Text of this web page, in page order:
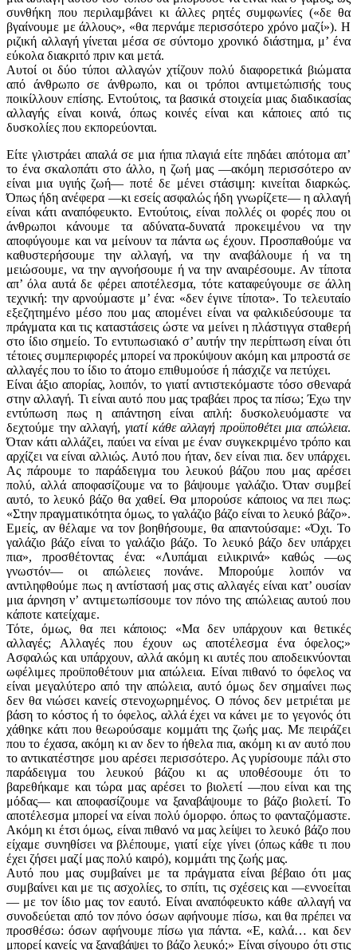
συνθήκη που περιλαμβάνει κι άλλες ρητές συμφωνίες («δε θα
βγαίνουμε με άλλους», «θα περνάμε περισσότερο χρόνο μαζί»). Η
ριζική αλλαγή γίνεται μέσα σε σύντομο χρονικό διάστημα, μ’ ένα
εύκολα διακριτό πριν και μετά.
Αυτοί οι δύο τύποι αλλαγών χτίζουν πολύ διαφορετικά βιώματα
από άνθρωπο σε άνθρωπο, και οι τρόποι αντιμετώπισής τους
ποικίλλουν επίσης. Εντούτοις, τα βασικά στοιχεία μιας διαδικασίας
αλλαγής είναι κοινά, όπως κοινές είναι και κάποιες από τις
δυσκολίες που εκπο­ρεύονται.
Είτε γλιστράει απαλά σε μια ήπια πλαγιά είτε πηδάει από­τομα απ’
το ένα σκαλοπάτι στο άλλο, η ζωή μας —ακόμη περισσότερο αν
είναι μια υγιής ζωή— ποτέ δε μένει στάσιμη: κινείται διαρκώς.
Όπως ήδη ανέφερα —κι εσείς ασφαλώς ήδη γνωρίζετε— η αλλαγή
είναι κάτι αναπόφευκτο. Εντούτοις, είναι πολλές οι φορές που οι
άνθρωποι κάνουμε τα αδύνατα-δυνατά προκειμένου να την
αποφύγουμε και να μείνουν τα πάντα ως έχουν. Προσπαθούμε να
καθυστερήσουμε την αλλαγή, να την αναβάλουμε ή να τη
μειώσουμε, να την αγνοήσουμε ή να την αναιρέσουμε. Αν τίποτα
απ’ όλα αυτά δε φέρει αποτέλεσμα, τότε καταφεύγουμε σε άλλη
τεχνική: την αρνούμαστε μ’ ένα: «δεν έγινε τίποτα». Το τελευταίο
εξεζητημένο μέσο που μας απομένει είναι να φαλκιδεύσουμε τα
πράγματα και τις καταστάσεις ώστε να μείνει η πλάστιγγα σταθερή
στο ίδιο σημείο. Το εντυπωσιακό σ’ αυτήν την περίπτωση είναι ότι
τέτοιες συμπεριφορές μπορεί να προκύψουν ακόμη και μπροστά σε
αλλαγές που το ίδιο το άτομο επιθυμούσε ή πάσχιζε να πετύχει.
Είναι άξιο απορίας, λοιπόν, το γιατί αντιστεκόμαστε τόσο σθεναρά
στην αλλαγή. Τι είναι αυτό που μας τρα­βάει προς τα πίσω; Έχω την
εντύπωση πως η απάντηση είναι απλή: δυσκολευόμαστε να
δεχτούμε την αλλαγή, γιατί κάθε αλλαγή προϋποθέτει μια απώλεια.
Όταν κάτι αλλάζει, παύει να είναι με έναν συγκεκριμένο τρόπο και
αρχίζει να είναι αλλιώς. Αυτό που ήταν, δεν είναι πια. δεν υπάρχει.
Ας πάρουμε το παράδειγμα του λευκού βάζου που μας αρέσει
πολύ, αλλά αποφασίζουμε να το βάψουμε γαλάζιο. Όταν συμβεί
αυτό, το λευκό βάζο θα χαθεί. Θα μπορούσε κάποιος να πει πως:
«Στην πραγματικότητα όμως, το γαλάζιο βάζο είναι το λευκό βάζο».
Εμείς, αν θέλαμε να τον βοηθήσουμε, θα απαντούσαμε: «Όχι. Το
γαλάζιο βάζο είναι το γαλάζιο βάζο. Το λευκό βάζο δεν υπάρχει
πια», προσθέτοντας ένα: «Λυπάμαι ειλικρινά» καθώς —ως
γνωστόν— οι απώλειες πονάνε. Μπορούμε λοιπόν να
αντιληφθούμε πως η αντίστασή μας στις αλλαγές είναι κατ’ ουσίαν
μια άρνηση ν’ αντιμετωπίσουμε τον πόνο της απώλειας αυτού που
κάποτε κατείχαμε.
Τότε, όμως, θα πει κάποιος: «Μα δεν υπάρχουν και θετικές
αλλαγές; Αλλαγές που έχουν ως αποτέλεσμα ένα όφελος;»
Ασφαλώς και υπάρχουν, αλλά ακόμη κι αυτές που αποδεικνύονται
ωφέλιμες προϋποθέτουν μια απώλεια. Είναι πιθανό το όφελος να
είναι μεγαλύτερο από την απώλεια, αυτό όμως δεν σημαίνει πως
δεν θα νιώσει κανείς στενοχωρημένος. Ο πόνος δεν μετριέται με
βάση το κόστος ή το όφελος, αλλά έχει να κάνει με το γεγονός ότι
χάθηκε κάτι που θεωρούσαμε κομμάτι της ζωής μας. Με πειράζει
που το έχασα, ακόμη κι αν δεν το ήθελα πια, ακόμη κι αν αυτό που
το αντικατέστησε μου αρέσει περισσότερο. Ας γυρίσουμε πάλι στο
παράδειγμα του λευκού βάζου κι ας υποθέσουμε ότι το
βαρεθήκαμε και τώρα μας αρέσει το βιολετί —που είναι και της
μόδας— και αποφασίζουμε να ξαναβάψουμε το βάζο βιολετί. Το
αποτέλεσμα μπορεί να είναι πολύ όμορφο. όπως το φανταζόμαστε.
Ακόμη κι έτσι όμως, είναι πιθανό να μας λείψει το λευκό βάζο που
είχαμε συνηθίσει να βλέπουμε, γιατί είχε γίνει (όπως κάθε τι που
έχει ζήσει μαζί μας πολύ καιρό), κομμάτι της ζωής μας.
Αυτό που μας συμβαίνει με τα πράγματα είναι βέβαιο ότι μας
συμβαίνει και με τις ασχολίες, το σπίτι, τις σχέσεις και —εννοείται
— με τον ίδιο μας τον εαυτό. Είναι αναπόφευκτο κάθε αλλαγή να
συνοδεύεται από τον πόνο όσων αφήνουμε πίσω, και θα πρέπει να
προσθέσω: όσων αφήνουμε πίσω για πάντα. «Ε, καλά… και δεν
μπορεί κανείς να ξαναβάψει το βάζο λευκό;» Είναι σίγουρο ότι στις